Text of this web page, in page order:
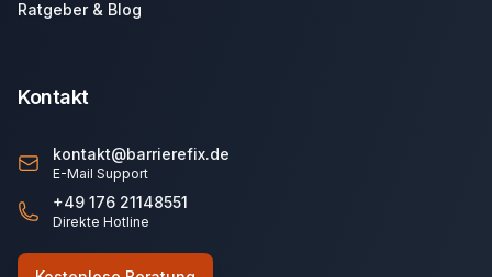
Ratgeber & Blog
Kontakt
kontakt@barrierefix.de
E-Mail Support
+49 176 21148551
Direkte Hotline